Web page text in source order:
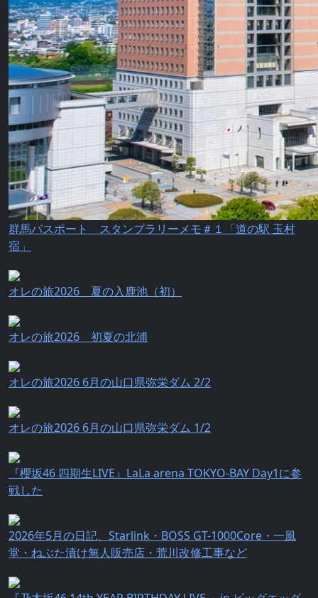
群馬パスポート スタンプラリーメモ＃１「道の駅 玉村
宿」
オレの旅2026 夏の入鹿池（初）
オレの旅2026 初夏の北浦
オレの旅2026 6月の山口県弥栄ダム 2/2
オレの旅2026 6月の山口県弥栄ダム 1/2
『櫻坂46 四期生LIVE』LaLa arena TOKYO-BAY Day1に参
戦した
2026年5月の日記、Starlink・BOSS GT-1000Core・一風
堂・ねぶた漬け無人販売店・荒川改修工事など